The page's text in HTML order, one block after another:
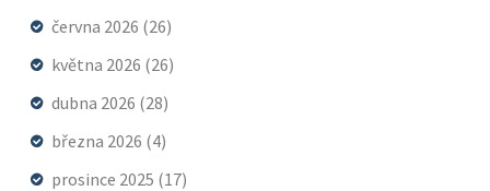
června 2026 (26)
května 2026 (26)
dubna 2026 (28)
března 2026 (4)
prosince 2025 (17)